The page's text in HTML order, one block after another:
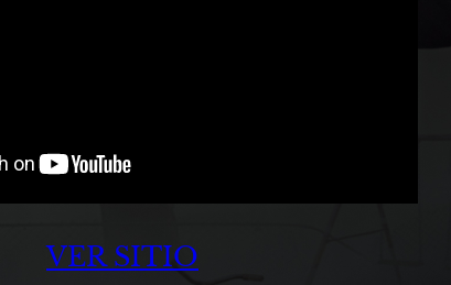
VER SITIO